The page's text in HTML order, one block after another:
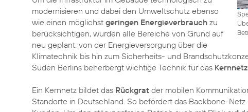
modernisieren und dabei den Umweltschutz ebenso
wie einen möglichst geringen Energieverbrauch zu
berücksichtigen, wurden alle Bereiche von Grund auf
neu geplant: von der Energieversorgung über die
Klimatechnik bis hin zum Sicherheits- und
Süden Berlins beherbergt wichtige Technik für das Kernnetz
Ein Kernnetz bildet das Rückgrat der mobilen
Standorte in Deutschland. So befördert das Backbone-